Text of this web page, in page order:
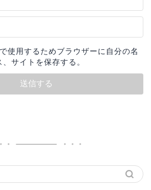
使用するためブラウザーに自分の名
サイトを保存する。